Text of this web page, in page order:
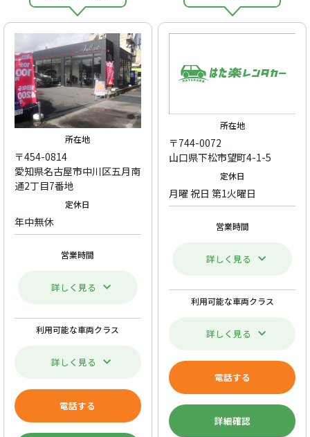
所在地
〒454-0814
愛知県名古屋市中川区五月南
通2丁目7番地
定休日
年中無休
営業時間
詳しく見る
利用可能な車両クラス
詳しく見る
電話する
所在地
〒744-0072
山口県下松市望町4-1-5
定休日
月曜 祝日 第1火曜日
営業時間
詳しく見る
利用可能な車両クラス
詳しく見る
電話する
詳細確認